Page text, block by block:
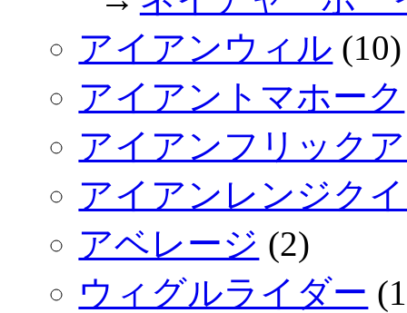
アイアンウィル (10)
アイアントマホーク
アイアンフリック
アイアンレンジク
アベレージ (2)
ウィグルライダー